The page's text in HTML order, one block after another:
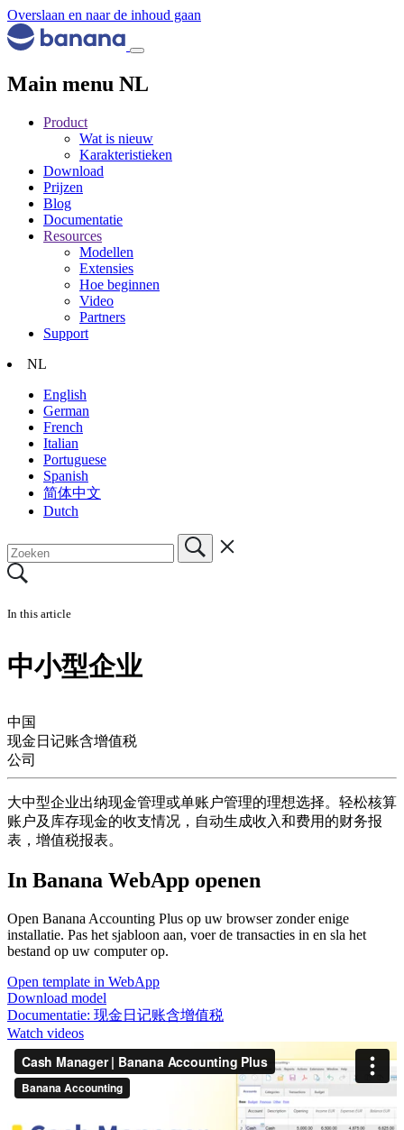
Overslaan en naar de inhoud gaan
Main menu NL
Product
Wat is nieuw
Karakteristieken
Download
Prijzen
Blog
Documentatie
Resources
Modellen
Extensies
Hoe beginnen
Video
Partners
Support
NL
English
German
French
Italian
Portuguese
Spanish
简体中文
Dutch
In this article
中小型企业
中国
现金日记账含增值税
公司
大中型企业出纳现金管理或单账户管理的理想选择。轻松核算
账户及库存现金的收支情况，自动生成收入和费用的财务报
表，增值税报表。
In Banana WebApp openen
Open Banana Accounting Plus op uw browser zonder enige
installatie. Pas het sjabloon aan, voer de transacties in en sla het
bestand op uw computer op.
Open template in WebApp
Download model
Documentatie: 现金日记账含增值税
Watch videos